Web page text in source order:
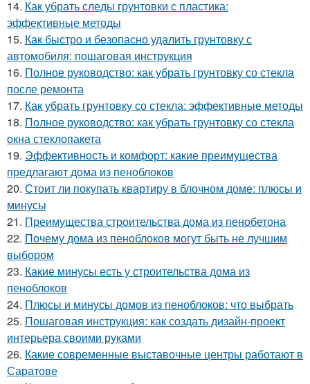
14. Как убрать следы грунтовки с пластика:
эффективные методы
15. Как быстро и безопасно удалить грунтовку с
автомобиля: пошаговая инструкция
16. Полное руководство: как убрать грунтовку со стекла
после ремонта
17. Как убрать грунтовку со стекла: эффективные методы
18. Полное руководство: как убрать грунтовку со стекла
окна стеклопакета
19. Эффективность и комфорт: какие преимущества
предлагают дома из пеноблоков
20. Стоит ли покупать квартиру в блочном доме: плюсы и
минусы
21. Преимущества строительства дома из пенобетона
22. Почему дома из пеноблоков могут быть не лучшим
выбором
23. Какие минусы есть у строительства дома из
пеноблоков
24. Плюсы и минусы домов из пеноблоков: что выбрать
25. Пошаговая инструкция: как создать дизайн-проект
интерьера своими руками
26. Какие современные выставочные центры работают в
Саратове